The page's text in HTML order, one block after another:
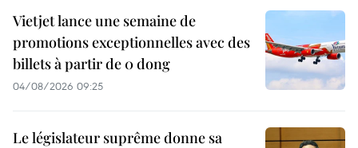
Vietjet lance une semaine de
promotions exceptionnelles avec des
billets à partir de 0 dong
04/08/2026 09:25
Le législateur suprême donne sa